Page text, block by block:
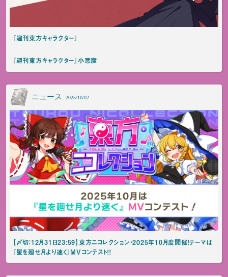
『週刊東方キャラクター』
『週刊東方キャラクター』小悪魔
ニュース 2025/10/02
【〆切：12月31日23:59】東方ニコレクション・2025年10月度開催！テーマは
『星を廻せ月より速く』MVコンテスト！！